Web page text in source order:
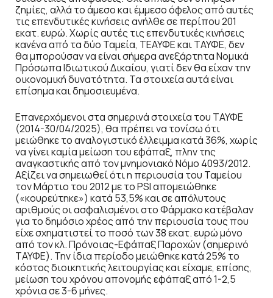
ζημίες, αλλά το άμεσο και έμμεσο όφελος από αυτές
τις επενδυτικές κινήσεις ανήλθε σε περίπου 201
εκατ. ευρώ. Χωρίς αυτές τις επενδυτικές κινήσεις
κανένα από τα δύο Ταμεία, ΤΕΑΥΦΕ και ΤΑΥΦΕ, δεν
θα μπορούσαν να είναι σήμερα ανεξάρτητα Νομικά
Πρόσωπα Ιδιωτικού Δικαίου, γιατί δεν θα είχαν την
οικονομική δυνατότητα. Τα στοιχεία αυτά είναι
επίσημα και δημοσιευμένα.
Επανερχόμενοι στα σημερινά στοιχεία του ΤΑΥΦΕ
(2014-30/04/2025), θα πρέπει να τονίσω ότι
μειώθηκε το αναλογιστικό έλλειμμα κατά 36%, χωρίς
να γίνει καμία μείωση του εφάπαξ, πλην της
αναγκαστικής από τον μνημονιακό Νόμο 4093/2012.
Αξίζει να σημειωθεί ότι η περιουσία του Ταμείου
τον Μάρτιο του 2012 με το PSI απομειώθηκε
(«κουρεύτηκε») κατά 53,5% και σε απόλυτους
αριθμούς οι ασφαλισμένοι στο Φάρμακο κατέβαλαν
για το δημόσιο χρέος από την περιουσία τους που
είχε σχηματιστεί το ποσό των 38 εκατ. ευρώ μόνο
από τον κλ. Πρόνοιας-Εφάπαξ Παροχών (σημερινό
ΤΑΥΦΕ). Την ίδια περίοδο μειώθηκε κατά 25% το
κόστος διοικητικής λειτουργίας και είχαμε, επίσης,
μείωση του χρόνου απονομής εφάπαξ από 1-2,5
χρόνια σε 3-6 μήνες.